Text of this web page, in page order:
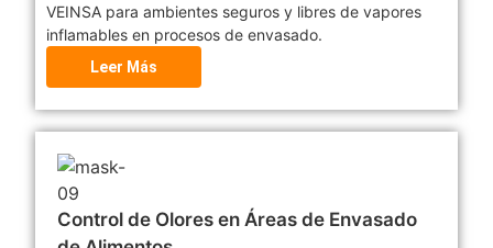
VEINSA para ambientes seguros y libres de vapores
inflamables en procesos de envasado.
Leer Más
Control de Olores en Áreas de Envasado